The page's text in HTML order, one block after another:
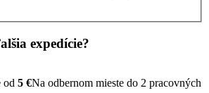
expedície?
od 5 €Na odbernom mieste do 2 pracovných